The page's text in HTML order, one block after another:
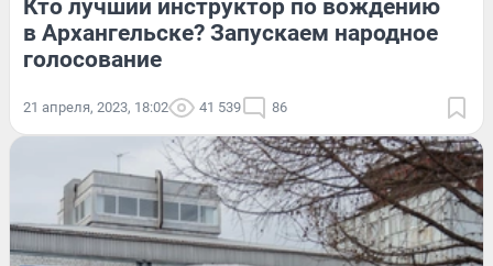
Кто лучший инструктор по вождению
в Архангельске? Запускаем народное
голосование
21 апреля, 2023, 18:02 41 539 86